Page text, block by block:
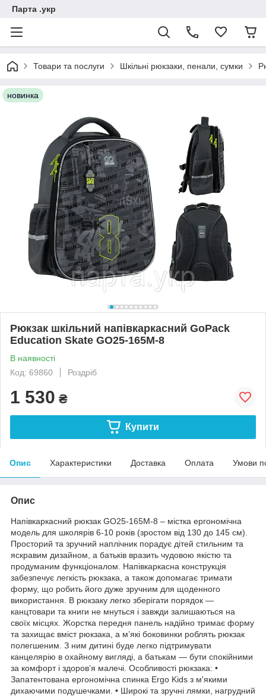
Парта .укр
Товари та послуги Шкільні рюкзаки, пенали, сумки
новинка
Рюкзак шкільний напівкаркасний GoPack
Education Skate GO25-165M-8
В наявності
Код: 69860
Роздріб
1 530 ₴
Купити
Опис Характеристики Доставка Оплата Умови
Опис
Напівкаркасний рюкзак GO25-165M-8 – містка ергономічна
модель для школярів 6-10 років (зростом від 130 до 145 см).
Просторий та зручний наплічник порадує дітей стильним та
яскравим дизайном, а батьків вразить чудовою якістю та
продуманим функціоналом. Напівкаркасна конструкція
забезпечує легкість рюкзака, а також допомагає тримати
форму, що робить його дуже зручним для щоденного
використання. В рюкзаку легко зберігати порядок —
канцтовари та книги не мнуться і завжди залишаються на
своїх місцях. Жорстка передня панель надійно тримає форму
та захищає вміст рюкзака, а м’які боковинки роблять рюкзак
полегшеним. З ним дитині буде легко підтримувати
канцелярію в охайному вигляді, а батькам — бути спокійними
за комфорт і здоров’я малечі. Особливості рюкзака: •
Запатентована ергономічна спинка Ergo Kids з м'якими
дихаючими подушечками. • Широкі та зручні лямки, нагрудний